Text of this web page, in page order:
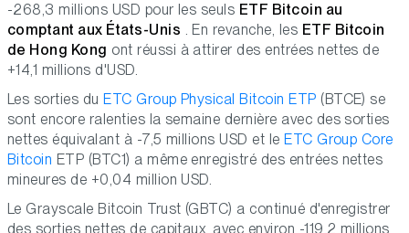
-268,3 millions USD pour les seuls ETF Bitcoin au
comptant aux États-Unis . En revanche, les ETF Bitcoin
de Hong Kong ont réussi à attirer des entrées nettes de
+14,1 millions d'USD.
Les sorties du ETC Group Physical Bitcoin ETP (BTCE) se
sont encore ralenties la semaine dernière avec des sorties
nettes équivalant à -7,5 millions USD et le ETC Group Core
Bitcoin ETP (BTC1) a même enregistré des entrées nettes
mineures de +0,04 million USD.
Le Grayscale Bitcoin Trust (GBTC) a continué d'enregistrer
des sorties nettes de capitaux, avec environ -119,2 millions